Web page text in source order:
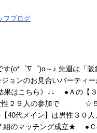
フブログ
す(o*゜∇゜)o～♪ 先週は「阪
ョンのお見合いパーティー
ちら》↓↓ ●Ａの【３
女性２９人の参加で ☆５
代メイン】は男性３０人
マッチング成立★ ●Ｃ